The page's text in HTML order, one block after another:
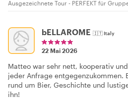
Ausgezeichnete Tour - PERFEKT für
bELLAROME 🇮🇹Italy
22 Mai 2026
Matteo war sehr nett, kooperativ
jeder Anfrage entgegenzukommen.
rund um Bier, Geschichte und
ihn!